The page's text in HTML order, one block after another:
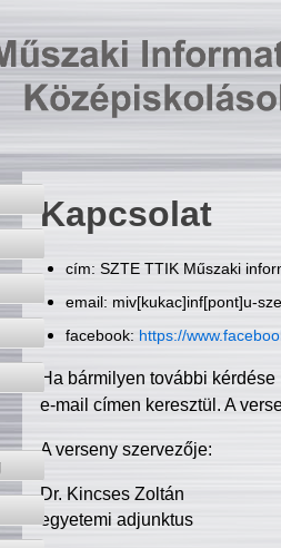
Kapcsolat
cím: SZTE TTIK Műszaki
email: miv[kukac]inf[pont]u-
facebook: https://
Ha bármilyen további
e-mail címen keresztül. A
A verseny szervezője:
Dr. Kincses Zoltán
egyetemi adjunktus